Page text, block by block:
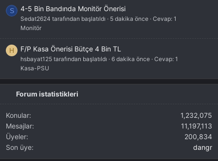
S 4-5 Bin Bandında Monitör Önerisi
Sedat2624 tarafından başlatıldı 5 dakika önce Cevap: 1
Monitör
H F/P Kasa Önerisi Bütçe 4 Bin TL
hsbayat125 tarafından başlatıldı 6 dakika önce Cevap: 1
Kasa-PSU
Forum istatistikleri
Konular
1,232,075
Mesajlar
11,197,113
Üyeler
200,834
Son üye
dangr